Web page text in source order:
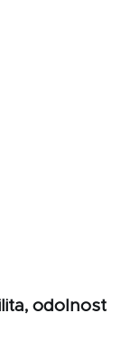
odolnost